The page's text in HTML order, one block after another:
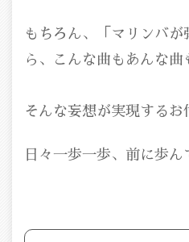
もちろん、「マリンバが
ら、こんな曲もあんな曲
そんな妄想が実現するお
日々一歩一歩、前に歩ん